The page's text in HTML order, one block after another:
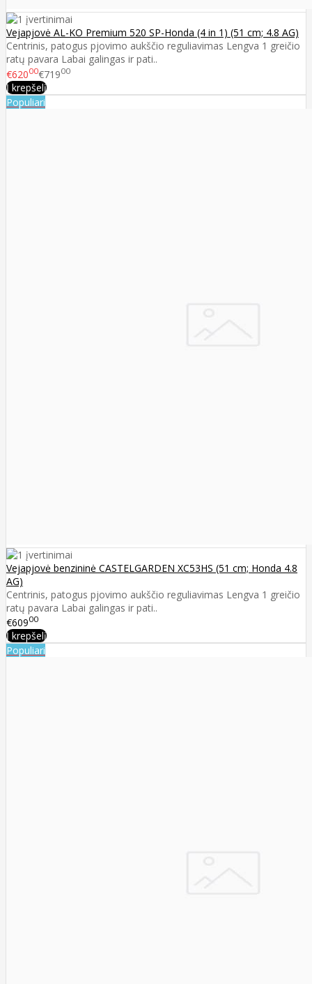
Vejapjovė AL-KO Premium 520 SP-Honda (4 in 1) (51 cm; 4.8 AG)
Centrinis, patogus pjovimo aukščio reguliavimas Lengva 1 greičio
ratų pavara Labai galingas ir pati..
€62000€71900
Į krepšelį
Populiari
Vejapjovė benzininė CASTELGARDEN XC53HS (51 cm; Honda 4.8
AG)
Centrinis, patogus pjovimo aukščio reguliavimas Lengva 1 greičio
ratų pavara Labai galingas ir pati..
€60900
Į krepšelį
Populiari